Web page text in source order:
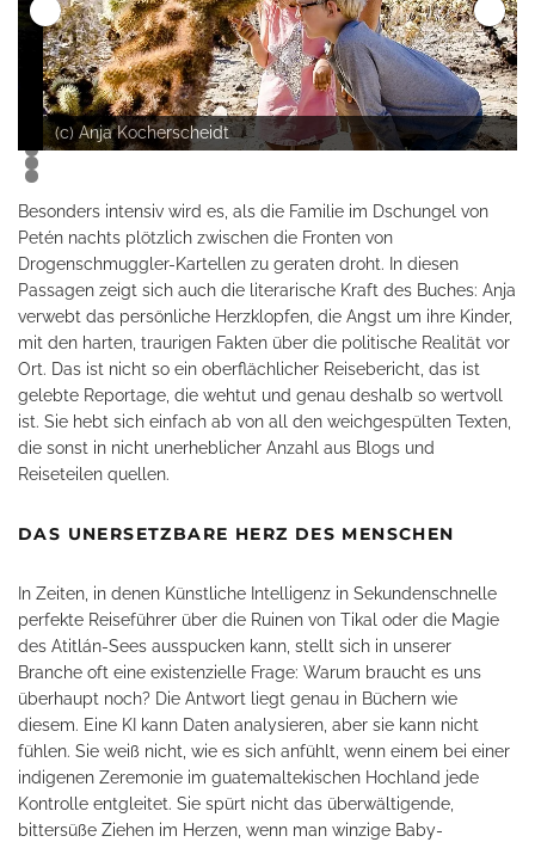
(c) Anja Kocherscheidt
0
1
2
Besonders intensiv wird es, als die Familie im Dschungel von
Petén nachts plötzlich zwischen die Fronten von
Drogenschmuggler-Kartellen zu geraten droht. In diesen
Passagen zeigt sich auch die literarische Kraft des Buches: Anja
verwebt das persönliche Herzklopfen, die Angst um ihre Kinder,
mit den harten, traurigen Fakten über die politische Realität vor
Ort. Das ist nicht so ein oberflächlicher Reisebericht, das ist
gelebte Reportage, die wehtut und genau deshalb so wertvoll
ist. Sie hebt sich einfach ab von all den weichgespülten Texten,
die sonst in nicht unerheblicher Anzahl aus Blogs und
Reiseteilen quellen.
DAS UNERSETZBARE HERZ DES MENSCHEN
In Zeiten, in denen Künstliche Intelligenz in Sekundenschnelle
perfekte Reiseführer über die Ruinen von Tikal oder die Magie
des Atitlán-Sees ausspucken kann, stellt sich in unserer
Branche oft eine existenzielle Frage: Warum braucht es uns
überhaupt noch? Die Antwort liegt genau in Büchern wie
diesem. Eine KI kann Daten analysieren, aber sie kann nicht
fühlen. Sie weiß nicht, wie es sich anfühlt, wenn einem bei einer
indigenen Zeremonie im guatemaltekischen Hochland jede
Kontrolle entgleitet. Sie spürt nicht das überwältigende,
bittersüße Ziehen im Herzen, wenn man winzige Baby-